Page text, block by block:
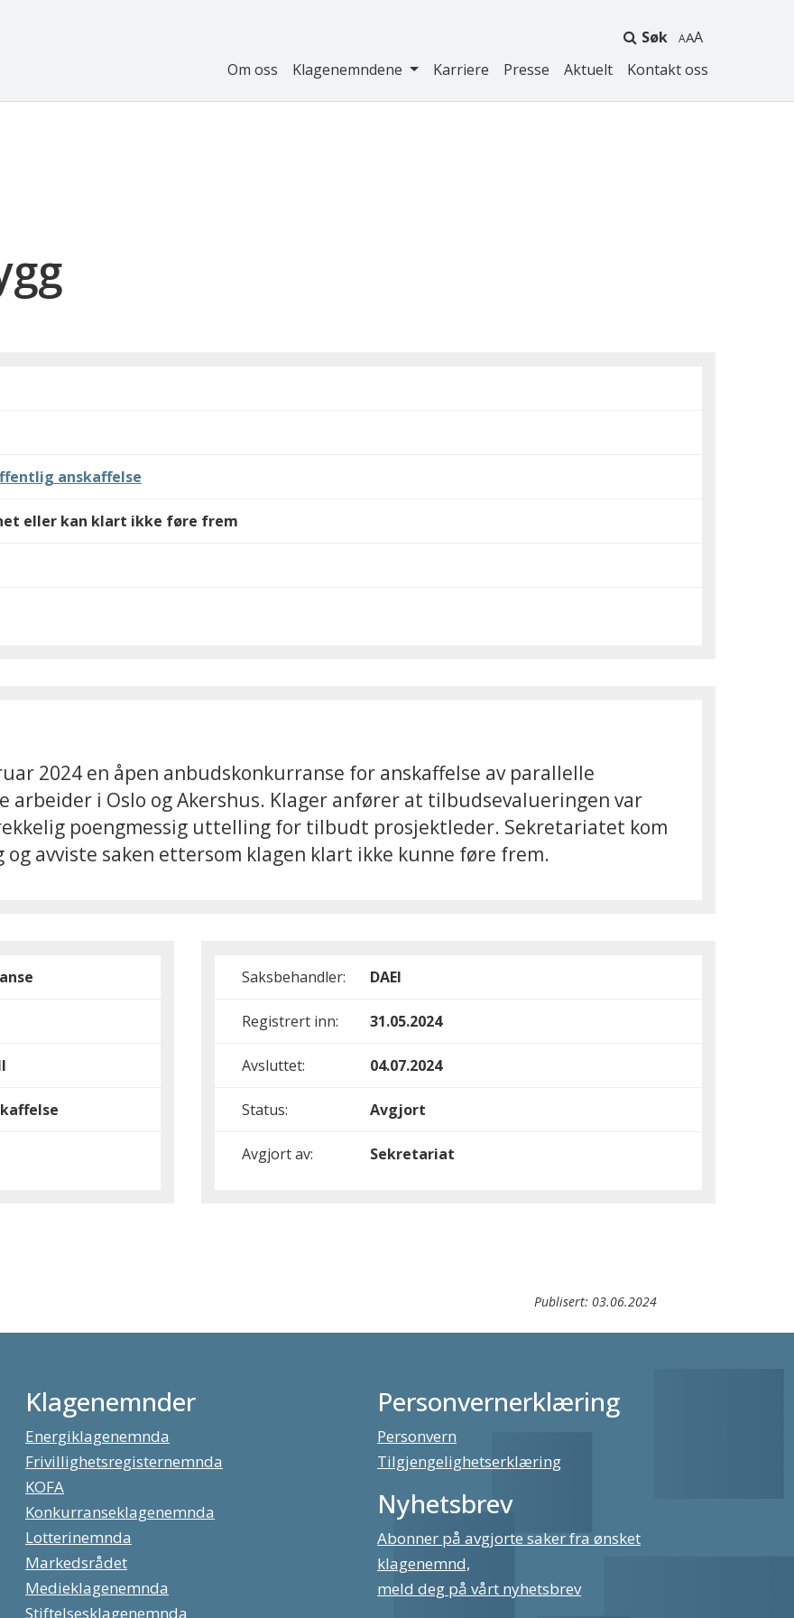
Søk A
Om oss Klagenemndene Karriere Presse Aktuelt Kontakt oss
anskaffelse
eller kan klart ikke føre frem
2024 en åpen anbudskonkurranse for anskaffelse av parallelle
arbeider i Oslo og Akershus. Klager anfører at tilbudsevalueringen var
poengmessig uttelling for tilbudt prosjektleder. Sekretariatet kom
avviste saken ettersom klagen klart ikke kunne føre frem.
Saksbehandler: DAEI
Registrert inn: 31.05.2024
Avsluttet: 04.07.2024
Status: Avgjort
Avgjort av: Sekretariat
Publisert: 03.06.2024
Klagenemnder
Energiklagenemnda
Frivillighetsregisternemnda
KOFA
Konkurranseklagenemnda
Lotterinemnda
Markedsrådet
Medieklagenemnda
Stiftelsesklagenemnda
Personvernerklæring
Personvern
Tilgjengelighetserklæring
Nyhetsbrev
Abonner på avgjorte saker fra ønsket
klagenemnd,
meld deg på vårt nyhetsbrev